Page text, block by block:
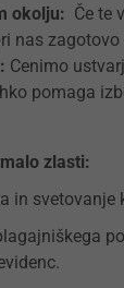
okolju: Če te
nas zagotovo
Cenimo
pomaga
zlasti:
in svetovanje